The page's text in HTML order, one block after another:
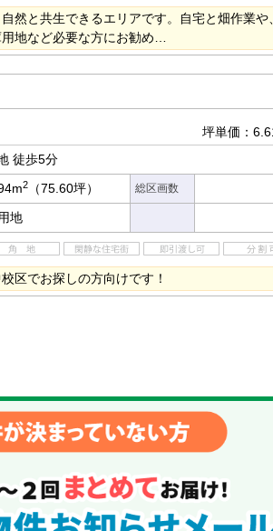
然と共生できるエリアです。自宅と畑作業や
地など必要な方にお勧め…
坪単価：
徒歩5分
2 （75.60坪） 総区画数
地
区でお探しの方向けです！